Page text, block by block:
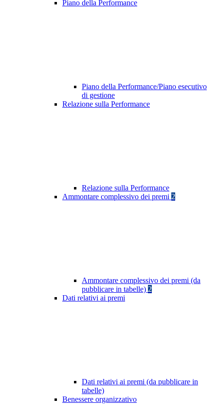
Piano della Performance
Piano della Performance/Piano esecutivo
di gestione
Relazione sulla Performance
Relazione sulla Performance
Ammontare complessivo dei premi 2
Ammontare complessivo dei premi (da
pubblicare in tabelle) 2
Dati relativi ai premi
Dati relativi ai premi (da pubblicare in
tabelle)
Benessere organizzativo